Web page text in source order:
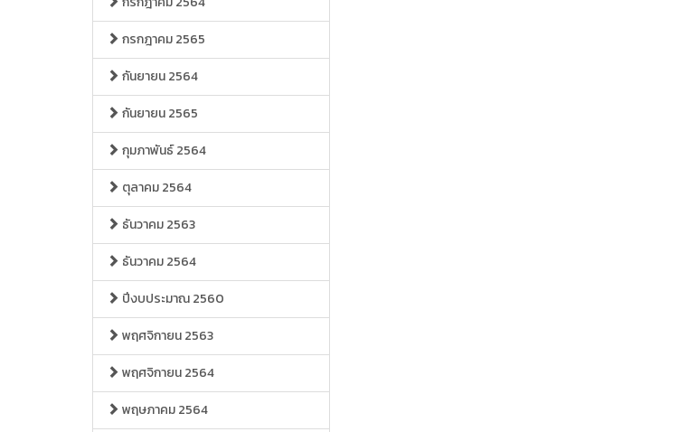
กรกฎาคม 2565
กันยายน 2564
กันยายน 2565
กุมภาพันธ์ 2564
ตุลาคม 2564
ธันวาคม 2563
ธันวาคม 2564
ปีงบประมาณ 2560
พฤศจิกายน 2563
พฤศจิกายน 2564
พฤษภาคม 2564